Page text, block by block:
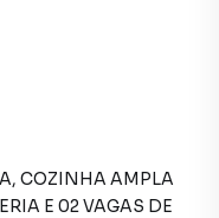
COZINHA AMPLA
E 02 VAGAS DE